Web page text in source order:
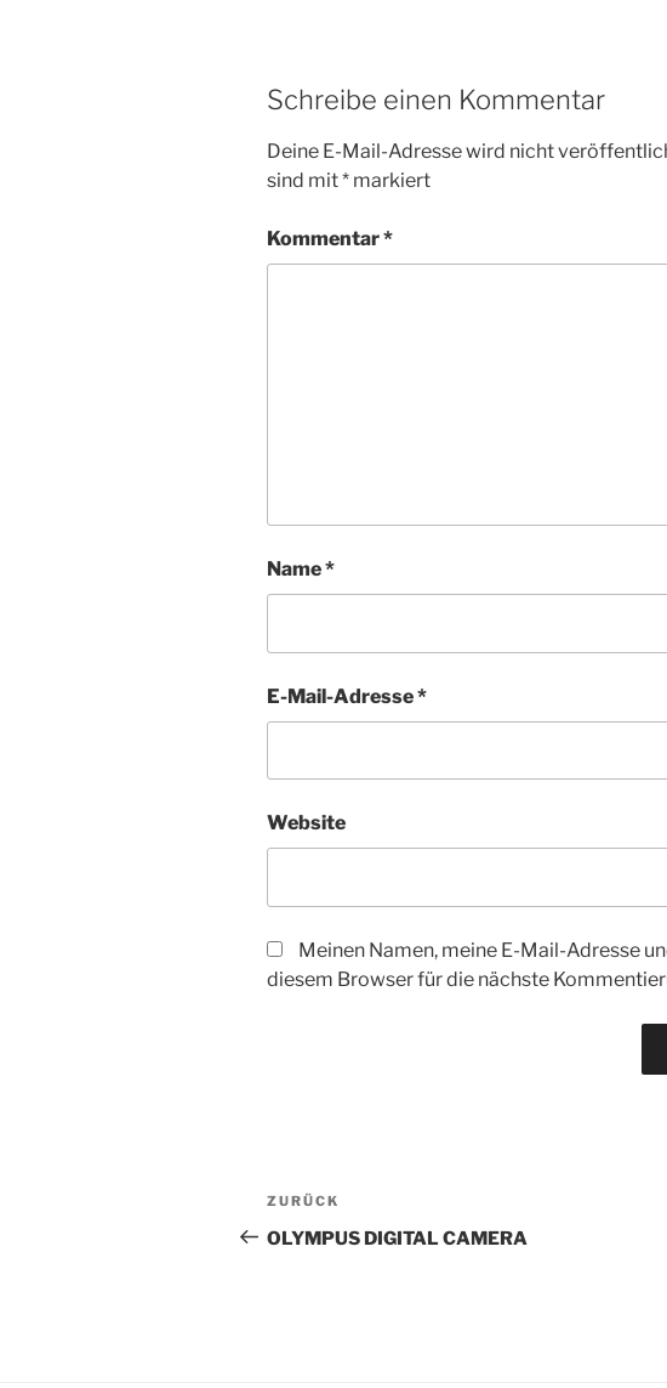
Schreibe einen Kommentar
Deine E-Mail-Adresse wird nicht
sind mit* markiert
Kommentar*
Name*
E-Mail-Adresse*
Website
Meinen Namen, meine E-Mail-Adresse
diesem Browser für die nächste
Beitragsnavigation
Vorheriger
Beitrag
ZURÜCK
OLYMPUS DIGITAL CAMERA